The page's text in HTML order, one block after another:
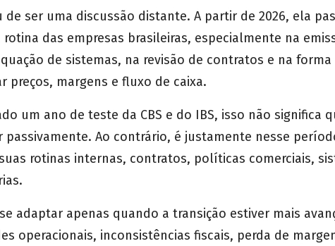
de ser uma discussão distante. A partir de 2026, ela
das empresas brasileiras, especialmente na
de sistemas, na revisão de contratos e na forma
preços, margens e fluxo de caixa.
um ano de teste da CBS e do IBS, isso não significa
passivamente. Ao contrário, é justamente nesse
rotinas internas, contratos, políticas comerciais,
adaptar apenas quando a transição estiver mais
operacionais, inconsistências fiscais, perda de